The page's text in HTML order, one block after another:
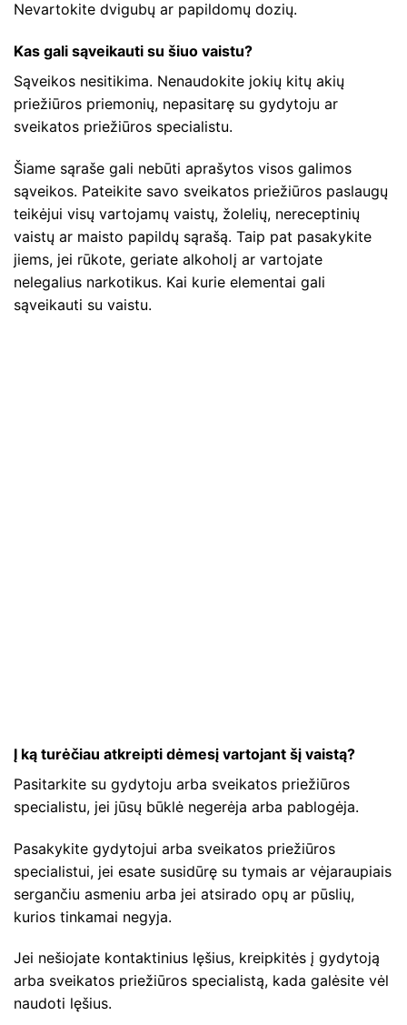
Nevartokite dvigubų ar papildomų dozių.
Kas gali sąveikauti su šiuo vaistu?
Sąveikos nesitikima. Nenaudokite jokių kitų akių
priežiūros priemonių, nepasitarę su gydytoju ar
sveikatos priežiūros specialistu.
Šiame sąraše gali nebūti aprašytos visos galimos
sąveikos. Pateikite savo sveikatos priežiūros paslaugų
teikėjui visų vartojamų vaistų, žolelių, nereceptinių
vaistų ar maisto papildų sąrašą. Taip pat pasakykite
jiems, jei rūkote, geriate alkoholį ar vartojate
nelegalius narkotikus. Kai kurie elementai gali
sąveikauti su vaistu.
Į ką turėčiau atkreipti dėmesį vartojant šį vaistą?
Pasitarkite su gydytoju arba sveikatos priežiūros
specialistu, jei jūsų būklė negerėja arba pablogėja.
Pasakykite gydytojui arba sveikatos priežiūros
specialistui, jei esate susidūrę su tymais ar vėjaraupiais
sergančiu asmeniu arba jei atsirado opų ar pūslių,
kurios tinkamai negyja.
Jei nešiojate kontaktinius lęšius, kreipkitės į gydytoją
arba sveikatos priežiūros specialistą, kada galėsite vėl
naudoti lęšius.